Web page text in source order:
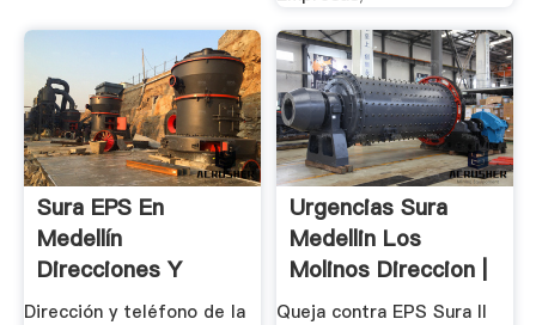
Sura EPS En
Medellín
Direcciones Y
Teléfonos Viviendo
Dirección y teléfono de la
Urgencias Sura
Medellin Los
Molinos Direccion |
Zenith ...
Queja contra EPS Sura II